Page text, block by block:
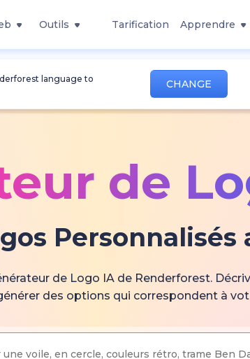
Outils Tarification Apprendre
language to
CHANGE
de
Personnalisés
de Logo IA de Renderforest.
des options qui correspondent à